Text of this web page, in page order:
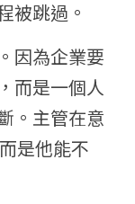
被跳過。
因為企業要
而是一個人
。主管在意
是他能不